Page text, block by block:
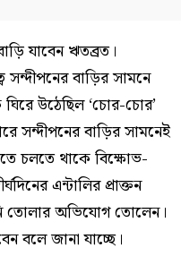
যাবেন ঋতব্রত।
সন্দীপনের বাড়ির সামনে
উঠেছিল ‘চোর-চোর’
সন্দীপনের বাড়ির সামনেই
চলতে থাকে বিক্ষোভ-
এন্টালির প্রাক্তন
তোলার অভিযোগ তোলেন।
বলে জানা যাচ্ছে।